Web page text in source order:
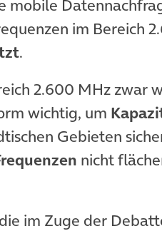
mobile
im Bereich
.
2.600 MHz zwar
wichtig, um
Gebieten
nicht
im Zuge der